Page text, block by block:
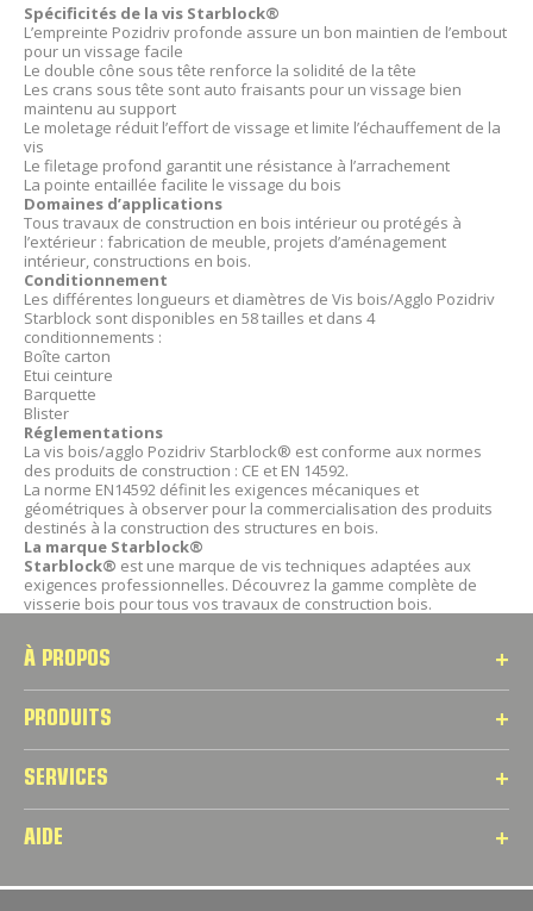
Spécificités de la vis Starblock®
L’empreinte Pozidriv profonde assure un bon maintien de l’embout
pour un vissage facile
Le double cône sous tête renforce la solidité de la tête
Les crans sous tête sont auto fraisants pour un vissage bien
maintenu au support
Le moletage réduit l’effort de vissage et limite l’échauffement de la
vis
Le filetage profond garantit une résistance à l’arrachement
La pointe entaillée facilite le vissage du bois
Domaines d’applications
Tous travaux de construction en bois intérieur ou protégés à
l’extérieur : fabrication de meuble, projets d’aménagement
intérieur, constructions en bois.
Conditionnement
Les différentes longueurs et diamètres de Vis bois/Agglo Pozidriv
Starblock sont disponibles en 58 tailles et dans 4
conditionnements :
Boîte carton
Etui ceinture
Barquette
Blister
Réglementations
La vis bois/agglo Pozidriv Starblock® est conforme aux normes
des produits de construction : CE et EN 14592.
La norme EN14592 définit les exigences mécaniques et
géométriques à observer pour la commercialisation des produits
destinés à la construction des structures en bois.
La marque Starblock®
Starblock® est une marque de vis techniques adaptées aux
exigences professionnelles. Découvrez la gamme complète de
visserie bois pour tous vos travaux de construction bois.
À PROPOS
PRODUITS
SERVICES
AIDE